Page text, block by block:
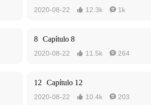
2020-08-22  12.3k  1k
8 Capítulo 8
2020-08-22  11.5k  264
12 Capítulo 12
2020-08-22  10.4k  203